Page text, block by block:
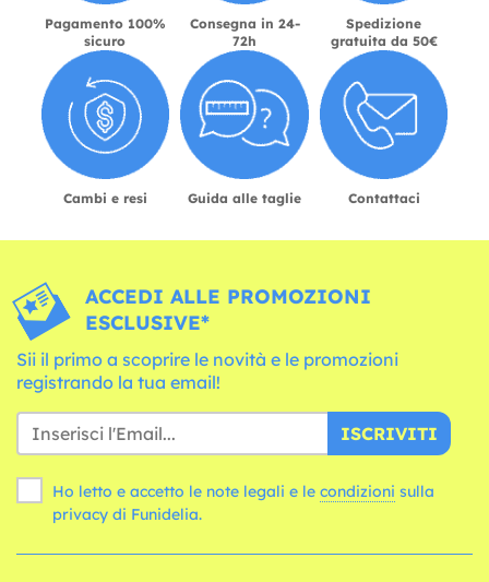
Pagamento 100%
sicuro
Consegna in 24-
72h
Spedizione
gratuita da 50€
Cambi e resi Guida alle taglie Contattaci
ACCEDI ALLE PROMOZIONI
ESCLUSIVE*
Sii il primo a scoprire le novità e le promozioni
registrando la tua email!
ISCRIVITI
Ho letto e accetto le note legali e le condizioni
privacy di Funidelia.